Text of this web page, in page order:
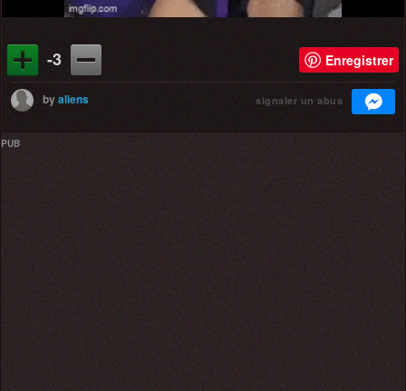
-3 Enregistrer
byaliens signaler un abus
PUB